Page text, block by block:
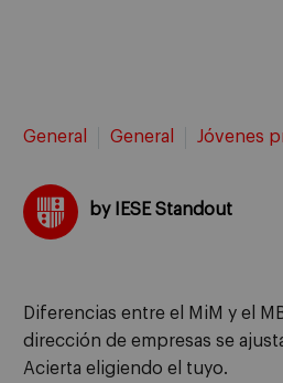
General General Jóvenes
by IESE Standout
Diferencias entre el MiM y el
dirección de empresas se
Acierta eligiendo el tuyo.